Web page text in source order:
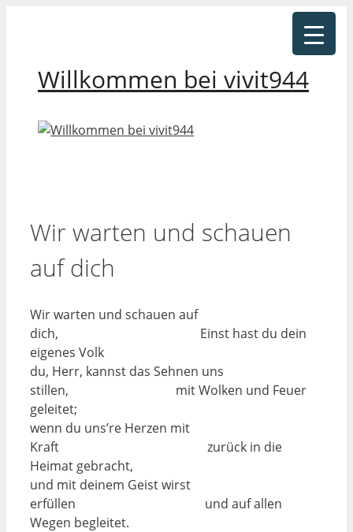
Willkommen bei vivit944
Wir warten und schauen
auf dich
Wir warten und schauen auf
dich, Einst hast du dein
eigenes Volk
du, Herr, kannst das Sehnen uns
stillen, mit Wolken und Feuer
geleitet;
wenn du uns’re Herzen mit
Kraft zurück in die
Heimat gebracht,
und mit deinem Geist wirst
erfüllen und auf allen
Wegen begleitet.